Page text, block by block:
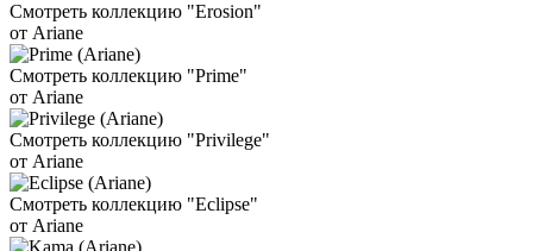
Смотреть коллекцию "Erosion"
от Ariane
Смотреть коллекцию "Prime"
от Ariane
Смотреть коллекцию "Privilege"
от Ariane
Смотреть коллекцию "Eclipse"
от Ariane